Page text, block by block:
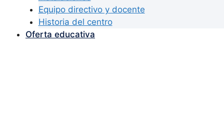
Equipo directivo y docente
Historia del centro
Oferta educativa